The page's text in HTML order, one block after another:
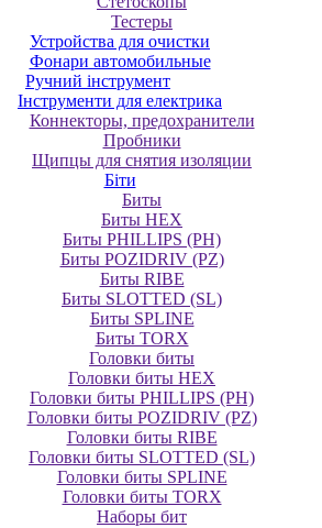
Тестеры
Устройства для очистки
Фонари автомобильные
Ручний інструмент
Інструменти для електрика
Коннекторы, предохранители
Пробники
Щипцы для снятия изоляции
Біти
Биты
Биты HEX
Биты PHILLIPS (PH)
Биты POZIDRIV (PZ)
Биты RIBE
Биты SLOTTED (SL)
Биты SPLINE
Биты TORX
Головки биты
Головки биты HEX
Головки биты PHILLIPS (PH)
Головки биты POZIDRIV (PZ)
Головки биты RIBE
Головки биты SLOTTED (SL)
Головки биты SPLINE
Головки биты TORX
Наборы бит